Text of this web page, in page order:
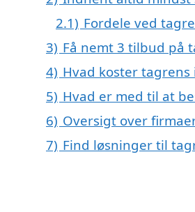
2.1) Fordele ved
3) Få nemt 3 tilbud på
4) Hvad koster tagrens
5) Hvad er med til at
6) Oversigt over
7) Find løsninger til